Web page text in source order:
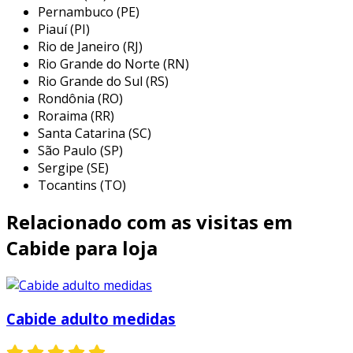
que melhor se adeque às suas necessidades.
confira abaixo alguns dos locais mais
recomendados:
fornecedores de materiais para lojas:
muitas lojas que vendem equipamentos
para o varejo oferecem cabides anti furto
em suas prateleiras, com diferentes
modelos e características para atender a
diversas demandas.
commerce como mercado livre, amazon, e
sites especializados em segurança no
varejo oferecem uma ampla gama de
comparação de preços, modelos e
avaliações de outros clientes.
Pernambuco (PE)
Piauí (PI)
Rio de Janeiro (RJ)
Rio Grande do Norte (RN)
Rio Grande do Sul (RS)
Rondônia (RO)
Roraima (RR)
Santa Catarina (SC)
São Paulo (SP)
Sergipe (SE)
Tocantins (TO)
Relacionado com as visitas em
Cabide para loja
Cabide adulto medidas